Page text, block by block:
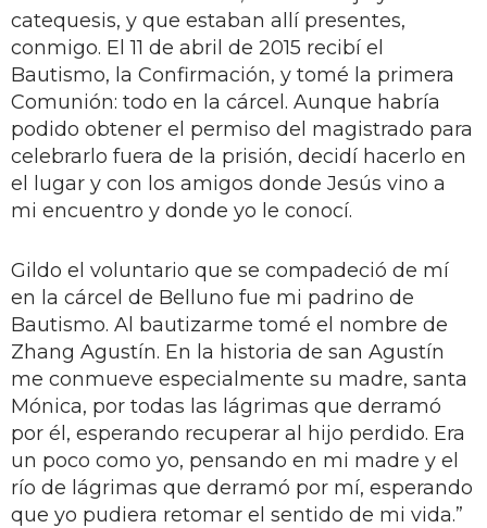
catequesis, y que estaban allí presentes,
conmigo. El 11 de abril de 2015 recibí el
Bautismo, la Confirmación, y tomé la primera
Comunión: todo en la cárcel. Aunque habría
podido obtener el permiso del magistrado para
celebrarlo fuera de la prisión, decidí hacerlo en
el lugar y con los amigos donde Jesús vino a
mi encuentro y donde yo le conocí.
Gildo el voluntario que se compadeció de mí
en la cárcel de Belluno fue mi padrino de
Bautismo. Al bautizarme tomé el nombre de
Zhang Agustín. En la historia de san Agustín
me conmueve especialmente su madre, santa
Mónica, por todas las lágrimas que derramó
por él, esperando recuperar al hijo perdido. Era
un poco como yo, pensando en mi madre y el
río de lágrimas que derramó por mí, esperando
que yo pudiera retomar el sentido de mi vida.”